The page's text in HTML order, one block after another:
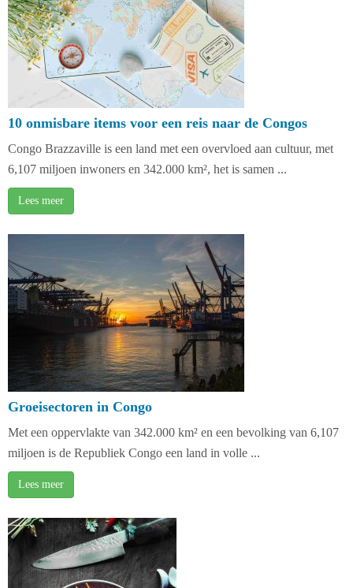
10 onmisbare items voor een reis naar de Congos
Congo Brazzaville is een land met een overvloed aan cultuur, met
6,107 miljoen inwoners en 342.000 km², het is samen ...
Lees meer
Groeisectoren in Congo
Met een oppervlakte van 342.000 km² en een bevolking van 6,107
miljoen is de Republiek Congo een land in volle ...
Lees meer